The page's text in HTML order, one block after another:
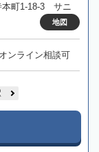
本町1-18-3 サニ
地図
ンライン相談可